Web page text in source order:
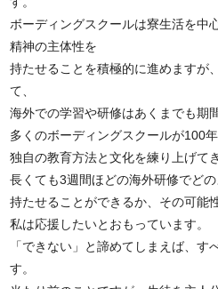
ボーディングスクールは寮生活を中
精神の主体性を
持たせることを積極的に進めますが
て、
海外での学習や研修はあくまでも期
多くのボーディングスクールが100
独自の教育方法と文化を練り上げて
長くても3週間ほどの海外研修でど
持たせることができるか、その可能
私は応援したいとおもっています。
「できない」と諦めてしまえば、す
す。